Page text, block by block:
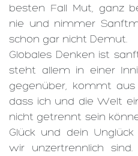
besten Fall Mut, ganz
nie und nimmer
schon gar nicht Demut.
Globales Denken ist
steht allem in einer
gegenüber, kommt
dass ich und die Welt
nicht getrennt sein
Glück und dein
wir unzertrennlich